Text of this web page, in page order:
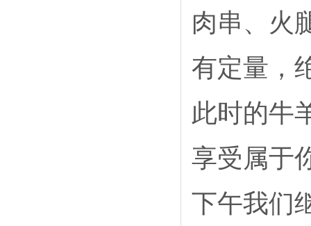
肉串、火
有定量，
此时的牛
享受属于
下午我们